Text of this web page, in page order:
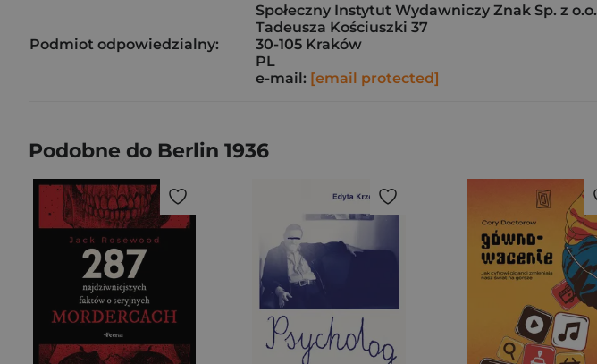
Podmiot odpowiedzialny:
Społeczny Instytut Wydawniczy Znak Sp. z o.o.
Tadeusza Kościuszki 37
30-105 Kraków
PL
e-mail: [email protected]
Podobne do Berlin 1936